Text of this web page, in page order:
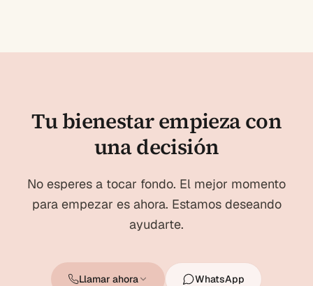
Tu bienestar empieza con
una decisión
No esperes a tocar fondo. El mejor momento
para empezar es ahora. Estamos deseando
ayudarte.
Llamar ahora WhatsApp